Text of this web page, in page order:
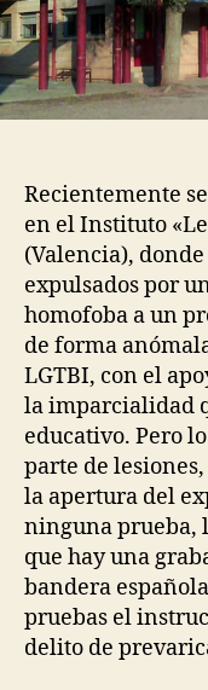
Recientemente
en el Instituto
(Valencia),
expulsados por
homofoba a un
de forma
LGTBI, con el
la imparcialidad
educativo. Pero
parte de
la apertura del
ninguna prueba,
que hay una
bandera
pruebas el
delito de